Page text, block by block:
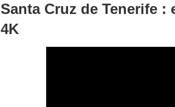
Santa Cruz de Tenerife
4K